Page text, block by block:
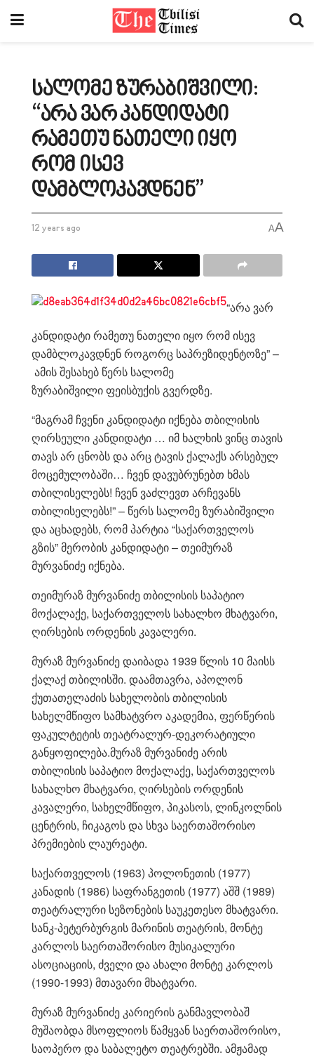
სალომე ზურაბიშვილი:
“არა ვარ კანდიდატი
რამეთუ ნათელი იყო
რომ ისევ
დამბლოკავდნენ”
12 years ago AA
“არა ვარ
კანდიდატი რამეთუ ნათელი იყო რომ ისევ
დამბლოკავდნენ როგორც საპრეზიდენტოზე” –
ამის შესახებ წერს სალომე
ზურაბიშვილიფეისბუქის გვერდზე.
“მაგრამ ჩვენი კანდიდატი იქნება თბილისის
ღირსეული კანდიდატი … იმ ხალხის ვინც თავის
თავს არ ცნობს და არც ტავის ქალაქს არსებულ
მოცემულობაში… ჩვენ დავუბრუნებთ ხმას
თბილისელებს! ჩვენ ვაძლევთ არჩევანს
თბილისელებს!” – წერს სალომე ზურაბიშვილი
და აცხადებს, რომ პარტია“საქართველოს
გზის” მერობის კანდიდატი – თეიმურაზ
მურვანიძე იქნება.
თეიმურაზ მურვანიძეთბილისის საპატიო
მოქალაქე, საქართველოს სახალხო მხატვარი,
ღირსების ორდენის კავალერი.
მურაზ მურვანიძე დაიბადა 1939 წლის 10 მაისს
ქალაქ თბილისში. დაამთავრა, აპოლონ
ქუთათელაძის სახელობის თბილისის
სახელმწიფო სამხატვრო აკადემია, ფერწერის
ფაკულტეტის თეატრალურ-დეკორატიული
განყოფილება.მურაზ მურვანიძე არის
თბილისის საპატიო მოქალაქე, საქართველოს
სახალხო მხატვარი, ღირსების ორდენის
კავალერი, სახელმწიფო, პიკასოს, ლინკოლნის
ცენტრის, ჩიკაგოს და სხვა საერთაშორისო
პრემიების ლაურეატი.
საქართველოს (1963) პოლონეთის (1977)
კანადის (1986) საფრანგეთის (1977) აშშ (1989)
თეატრალური სეზონების საუკეთესო მხატვარი.
სანკ-პეტერბურგის მარინის თეატრის, მონტე
კარლოს საერთაშორისო მუსიკალური
ასოციაციის, ძველი და ახალი მონტე კარლოს
(1990-1993) მთავარი მხატვარი.
მურაზ მურვანიძე კარიერის განმავლობაშ
მუშაობდა მსოფლიოს წამყვან საერთაშორისო,
საოპერო და საბალეტო თეატრებში. ამჟამად